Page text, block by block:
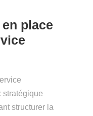
place
stratégique
structurer la